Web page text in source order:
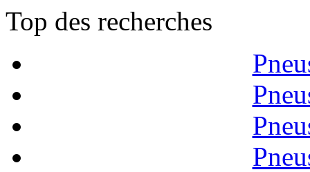
Top des recherches